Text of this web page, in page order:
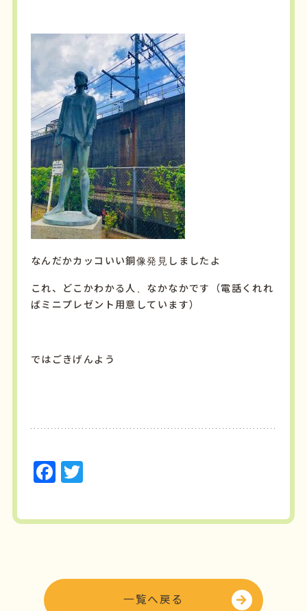
なんだかカッコいい銅像発見しましたよ
これ、どこかわかる人、なかなかです（電話くれれ
ばミニプレゼント用意しています）
ではごきげんよう
F
c
o
T
it
r
一覧へ戻る